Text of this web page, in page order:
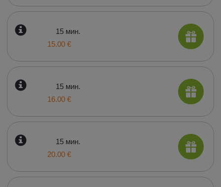
15 мин.
15.00 €
15 мин.
16.00 €
15 мин.
20.00 €